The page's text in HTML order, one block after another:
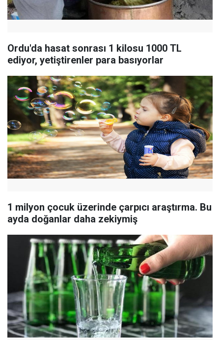
Ordu'da hasat sonrası 1 kilosu 1000 TL
ediyor, yetiştirenler para basıyorlar
1 milyon çocuk üzerinde çarpıcı araştırma. Bu
ayda doğanlar daha zekiymiş